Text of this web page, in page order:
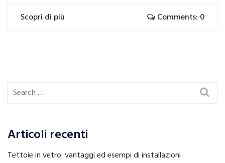
Scopri di più Comments: 0
Articoli recenti
Tettoie in vetro: vantaggi ed esempi di installazioni